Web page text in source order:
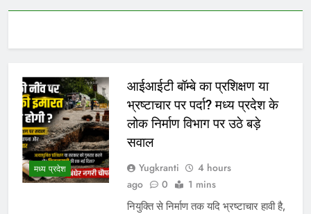
मध्य प्रदेश
आईआईटी बॉम्बे का प्रशिक्षण या
भ्रष्टाचार पर पर्दा? मध्य प्रदेश के
लोक निर्माण विभाग पर उठे बड़े
सवाल
Yugkranti
4 hours
ago
0 1 mins
नियुक्ति से निर्माण तक यदि भ्रष्टाचार हावी है,